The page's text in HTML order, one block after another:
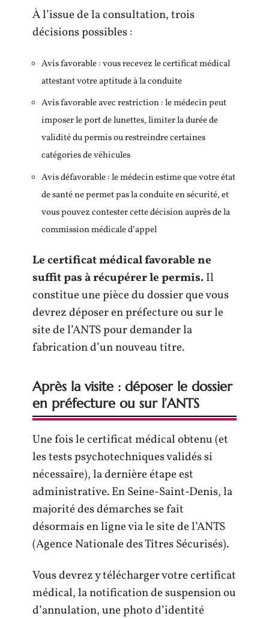
À l’issue de la consultation, trois
décisions possibles :
Avis favorable : vous recevez le certificat médical
attestant votre aptitude à la conduite
Avis favorable avec restriction : le médecin peut
imposer le port de lunettes, limiter la durée de
validité du permis ou restreindre certaines
catégories de véhicules
Avis défavorable : le médecin estime que votre état
de santé ne permet pas la conduite en sécurité, et
vous pouvez contester cette décision auprès de la
commission médicale d’appel
Le certificat médical favorable ne
suffit pas à récupérer le permis.Il
constitue une pièce du dossier que vous
devrez déposer en préfecture ou sur le
site de l’ANTS pour demander la
fabrication d’un nouveau titre.
Après la visite : déposer le dossier
en préfecture ou sur l’ANTS
Une fois le certificat médical obtenu (et
les tests psychotechniques validés si
nécessaire), la dernière étape est
administrative. En Seine-Saint-Denis, la
majorité des démarches se fait
désormais en ligne via le site de l’ANTS
(Agence Nationale des Titres Sécurisés).
Vous devrez y télécharger votre certificat
médical, la notification de suspension ou
d’annulation, une photo d’identité